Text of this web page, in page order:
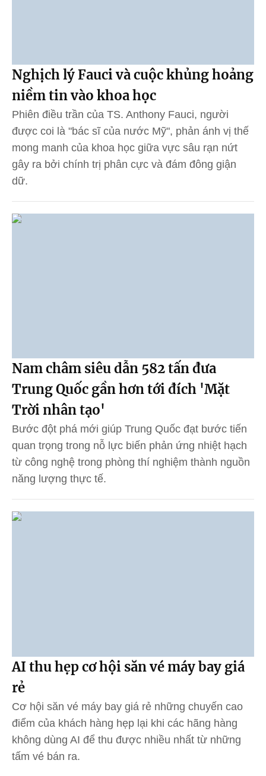
Nghịch lý Fauci và cuộc khủng hoảng
niềm tin vào khoa học
Phiên điều trần của TS. Anthony Fauci, người
được coi là "bác sĩ của nước Mỹ", phản ánh vị thế
mong manh của khoa học giữa vực sâu rạn nứt
gây ra bởi chính trị phân cực và đám đông giận
dữ.
Nam châm siêu dẫn 582 tấn đưa
Trung Quốc gần hơn tới đích 'Mặt
Trời nhân tạo'
Bước đột phá mới giúp Trung Quốc đạt bước tiến
quan trọng trong nỗ lực biến phản ứng nhiệt hạch
từ công nghệ trong phòng thí nghiệm thành nguồn
năng lượng thực tế.
AI thu hẹp cơ hội săn vé máy bay giá
rẻ
Cơ hội săn vé máy bay giá rẻ những chuyến cao
điểm của khách hàng hẹp lại khi các hãng hàng
không dùng AI để thu được nhiều nhất từ những
tấm vé bán ra.